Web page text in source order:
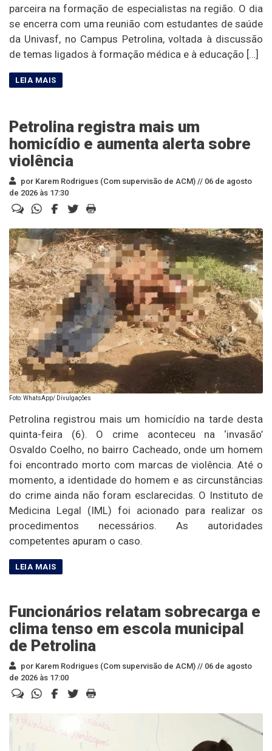
parceira na formação de especialistas na região. O dia
se encerra com uma reunião com estudantes de saúde
da Univasf, no Campus Petrolina, voltada à discussão
de temas ligados à formação médica e à educação […]
Petrolina registra mais um
homicídio e aumenta alerta sobre
violência
por Karem Rodrigues (Com supervisão de ACM) // 06 de agosto
de 2026 às 17:30
Foto: WhatsApp/ Divulgações
Petrolina registrou mais um homicídio na tarde desta
quinta-feira (6). O crime aconteceu na ‘invasão’
Osvaldo Coelho, no bairro Cacheado, onde um homem
foi encontrado morto com marcas de violência. Até o
momento, a identidade do homem e as circunstâncias
do crime ainda não foram esclarecidas. O Instituto de
Medicina Legal (IML) foi acionado para realizar os
procedimentos necessários. As autoridades
competentes apuram o caso.
Funcionários relatam sobrecarga e
clima tenso em escola municipal
de Petrolina
por Karem Rodrigues (Com supervisão de ACM) // 06 de agosto
de 2026 às 17:00